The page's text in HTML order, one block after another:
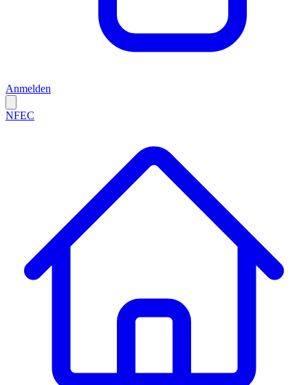
Anmelden
NFEC